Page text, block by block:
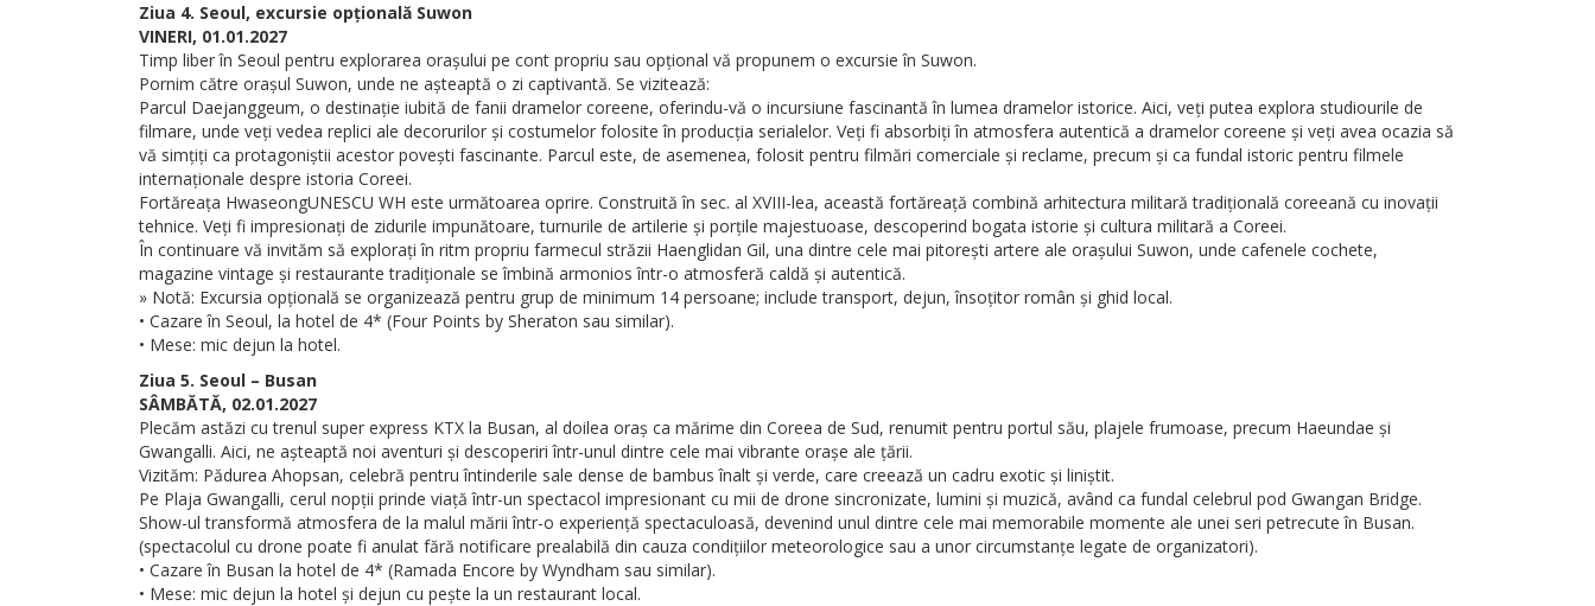
Ziua 4. Seoul, excursie opțională Suwon
VINERI, 01.01.2027
Timp liber în Seoul pentru explorarea orașului pe cont propriu sau opțional vă propunem o excursie în Suwon.
Pornim către orașul Suwon, unde ne așteaptă o zi captivantă. Se vizitează:
Parcul Daejanggeum, o destinație iubită de fanii dramelor coreene, oferindu-vă o incursiune fascinantă în lumea dramelor istorice. Aici, veți putea explora studiourile de
filmare, unde veți vedea replici ale decorurilor și costumelor folosite în producția serialelor. Veți fi absorbiți în atmosfera autentică a dramelor coreene și veți avea ocazia să
vă simțiți ca protagoniștii acestor povești fascinante. Parcul este, de asemenea, folosit pentru filmări comerciale și reclame, precum și ca fundal istoric pentru filmele
internaționale despre istoria Coreei.
Fortăreața HwaseongUNESCU WH este următoarea oprire. Construită în sec. al XVIII-lea, această fortăreață combină arhitectura militară tradițională coreeană cu inovații
tehnice. Veți fi impresionați de zidurile impunătoare, turnurile de artilerie și porțile majestuoase, descoperind bogata istorie și cultura militară a Coreei.
În continuare vă invităm să explorați în ritm propriu farmecul străzii Haenglidan Gil, una dintre cele mai pitorești artere ale orașului Suwon, unde cafenele cochete,
magazine vintage și restaurante tradiționale se îmbină armonios într-o atmosferă caldă și autentică.
» Notă: Excursia opțională se organizează pentru grup de minimum 14 persoane; include transport, dejun, însoțitor român și ghid local.
• Cazare în Seoul, la hotel de 4* (Four Points by Sheraton sau similar).
• Mese: mic dejun la hotel.
Ziua 5. Seoul – Busan
SÂMBĂTĂ, 02.01.2027
Plecăm astăzi cu trenul super express KTX la Busan, al doilea oraș ca mărime din Coreea de Sud, renumit pentru portul său, plajele frumoase, precum Haeundae și
Gwangalli. Aici, ne așteaptă noi aventuri și descoperiri într-unul dintre cele mai vibrante orașe ale țării.
Vizităm: Pădurea Ahopsan, celebră pentru întinderile sale dense de bambus înalt și verde, care creează un cadru exotic și liniștit.
Pe Plaja Gwangalli, cerul nopții prinde viață într-un spectacol impresionant cu mii de drone sincronizate, lumini și muzică, având ca fundal celebrul pod Gwangan Bridge.
Show-ul transformă atmosfera de la malul mării într-o experiență spectaculoasă, devenind unul dintre cele mai memorabile momente ale unei seri petrecute în Busan.
(spectacolul cu drone poate fi anulat fără notificare prealabilă din cauza condițiilor meteorologice sau a unor circumstanțe legate de organizatori).
• Cazare în Busan la hotel de 4* (Ramada Encore by Wyndham sau similar).
• Mese: mic dejun la hotel și dejun cu pește la un restaurant local.